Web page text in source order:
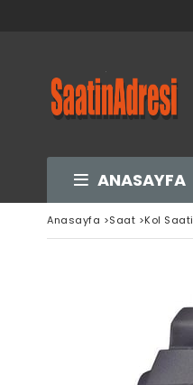
ANASAYFA
Anasayfa >Saat >Kol Saati